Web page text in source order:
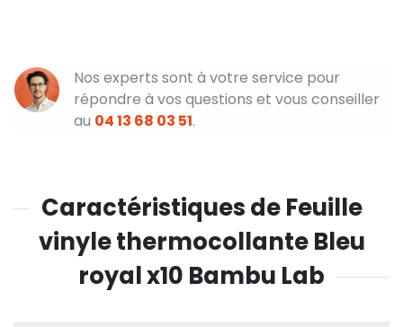
Nos experts sont à votre service pour
répondre à vos questions et vous conseiller
au 04 13 68 03 51.
Caractéristiques de Feuille
vinyle thermocollante Bleu
royal x10 Bambu Lab